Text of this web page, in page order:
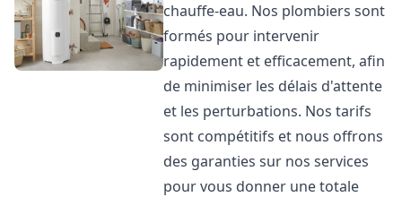
chauffe-eau. Nos plombiers sont
formés pour intervenir
rapidement et efficacement, afin
de minimiser les délais d'attente
et les perturbations. Nos tarifs
sont compétitifs et nous offrons
des garanties sur nos services
pour vous donner une totale